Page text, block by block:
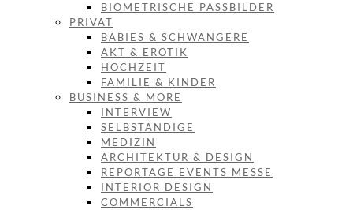
BIOMETRISCHE PASSBILDER
PRIVAT
BABIES & SCHWANGERE
AKT & EROTIK
HOCHZEIT
FAMILIE & KINDER
BUSINESS & MORE
INTERVIEW
SELBSTÄNDIGE
MEDIZIN
ARCHITEKTUR & DESIGN
REPORTAGE EVENTS MESSE
INTERIOR DESIGN
COMMERCIALS